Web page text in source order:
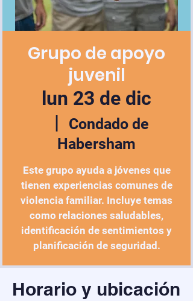
Grupo de apoyo
juvenil
lun 23 de dic
  |
Condado de
Habersham
Este grupo ayuda a jóvenes que
tienen experiencias comunes de
violencia familiar. Incluye temas
como relaciones saludables,
identificación de sentimientos y
planificación de seguridad.
Horario y ubicación